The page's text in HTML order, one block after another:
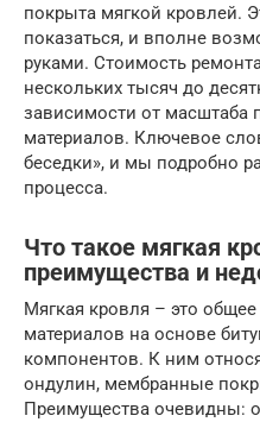
покрыта мягкой кровлей.
показаться, и вполне
руками. Стоимость
нескольких тысяч до
зависимости от
материалов. Ключевое
беседки», и мы подробно
процесса.
Что такое мягкая
преимущества и
Мягкая кровля – это
материалов на основе
компонентов. К ним
ондулин, мембранные
Преимущества очевидны: